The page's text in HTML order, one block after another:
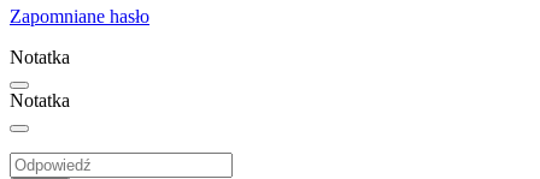
Zapomniane hasło
Notatka
Notatka